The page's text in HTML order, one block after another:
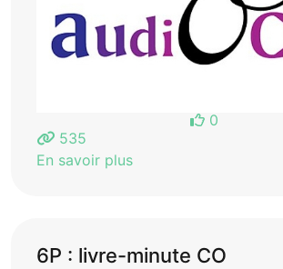
0
535
En savoir plus
6P : livre-minute CO